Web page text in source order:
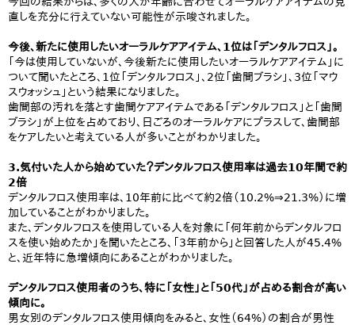
直しを充分に行えていない可能性が示唆されました。
今後、新たに使用したいオーラルケアアイテム、1位は「デンタルフロス」。
「今は使用していないが、今後新たに使用したいオーラルケアアイテム」に
ついて聞いたところ、1位「デンタルフロス」、2位「歯間ブラシ」、3位「マウ
スウォッシュ」という結果になりました。
歯間部の汚れを落とす歯間ケアアイテムである「デンタルフロス」と「歯間
ブラシ」が上位を占めており、日ごろのオーラルケアにプラスして、歯間部
をケアしたいと考えている人が多いことがわかりました。
3.気付いた人から始めていた？デンタルフロス使用率は過去10年間で約
2倍
デンタルフロス使用率は、10年前に比べて約2倍（10.2%⇒21.3%）に増
加していることがわかりました。
また、デンタルフロスを使用している人を対象に「何年前からデンタルフロ
スを使い始めたか」を聞いたところ、「3年前から」と回答した人が45.4%
と、近年特に急増傾向にあることがわかりました。
デンタルフロス使用者のうち、特に「女性」と「50代」が占める割合が高い
傾向に。
男女別のデンタルフロス使用傾向をみると、女性（64%）の割合が男性